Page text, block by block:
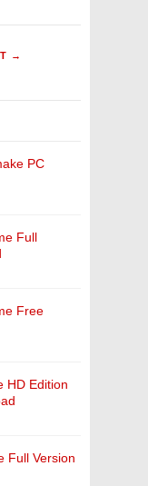
→
PC
Full
Free
HD Edition
Full Version